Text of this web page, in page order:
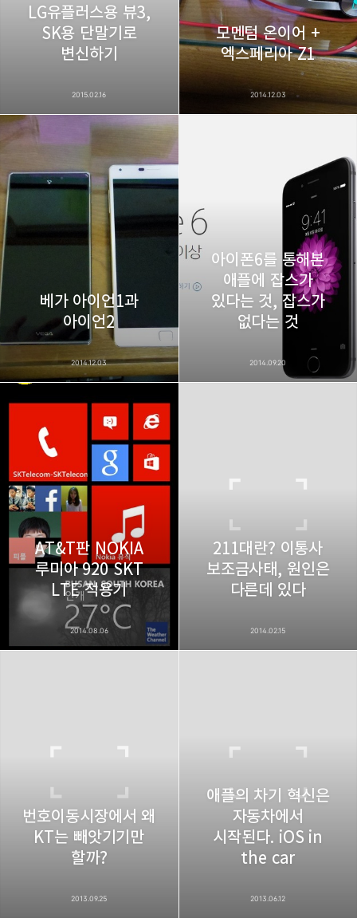
LG유플러스용 뷰3,
SK용 단말기로
변신하기
2015.02.16
모멘텀 온이어 +
엑스페리아 Z1
2014.12.03
베가 아이언1과
아이언2
2014.12.03
아이폰6를 통해본
애플에 잡스가
있다는 것, 잡스가
없다는 것
2014.09.20
AT&T판 NOKIA
루미아 920 SKT
LTE 적용기
2014.08.06
211대란? 이통사
보조금사태, 원인은
다른데 있다
2014.02.15
번호이동시장에서 왜
KT는 빼앗기기만
할까?
2013.09.25
애플의 차기 혁신은
자동차에서
시작된다. iOS in
the car
2013.06.12